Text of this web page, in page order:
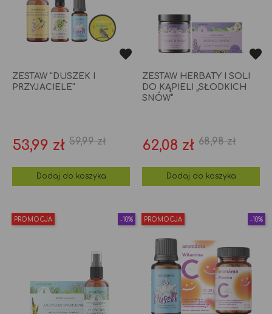
ZESTAW "DUSZEK I
PRZYJACIELE"
Cena
53,99 zł Cena
podstawowa
59,99 zł
Dodaj do koszyka
ZESTAW HERBATY I SOLI
DO KĄPIELI „SŁODKICH
SNÓW”
Cena
62,08 zł Cena
68,98 zł
Dodaj do koszyka
PROMOCJA -10% PROMOCJA -10%